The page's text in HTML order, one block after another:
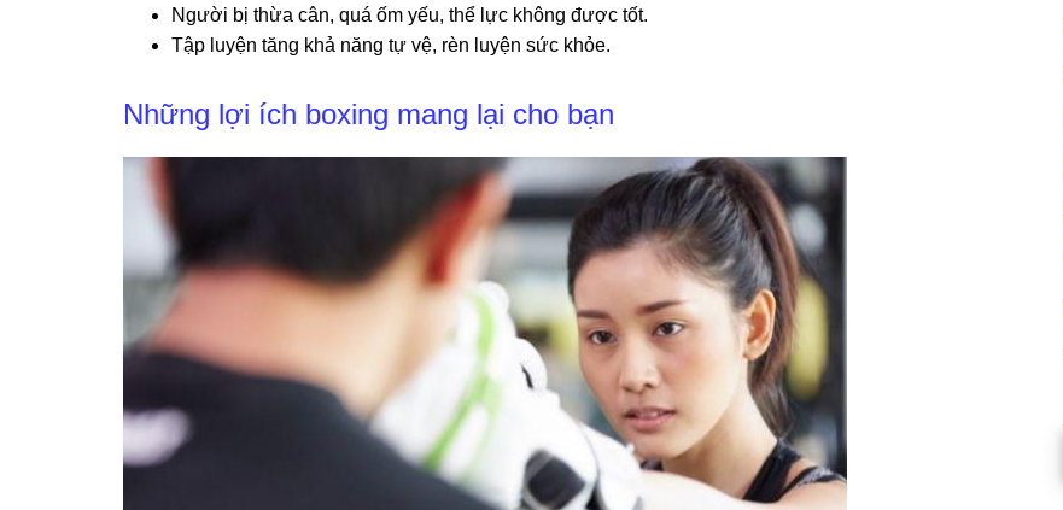
Người bị thừa cân, quá ốm yếu, thể lực không được tốt.
Tập luyện tăng khả năng tự vệ, rèn luyện sức khỏe.
Những lợi ích boxing mang lại cho bạn